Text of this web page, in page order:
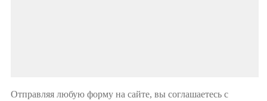
Отправляя любую форму на сайте, вы соглашаетесь с